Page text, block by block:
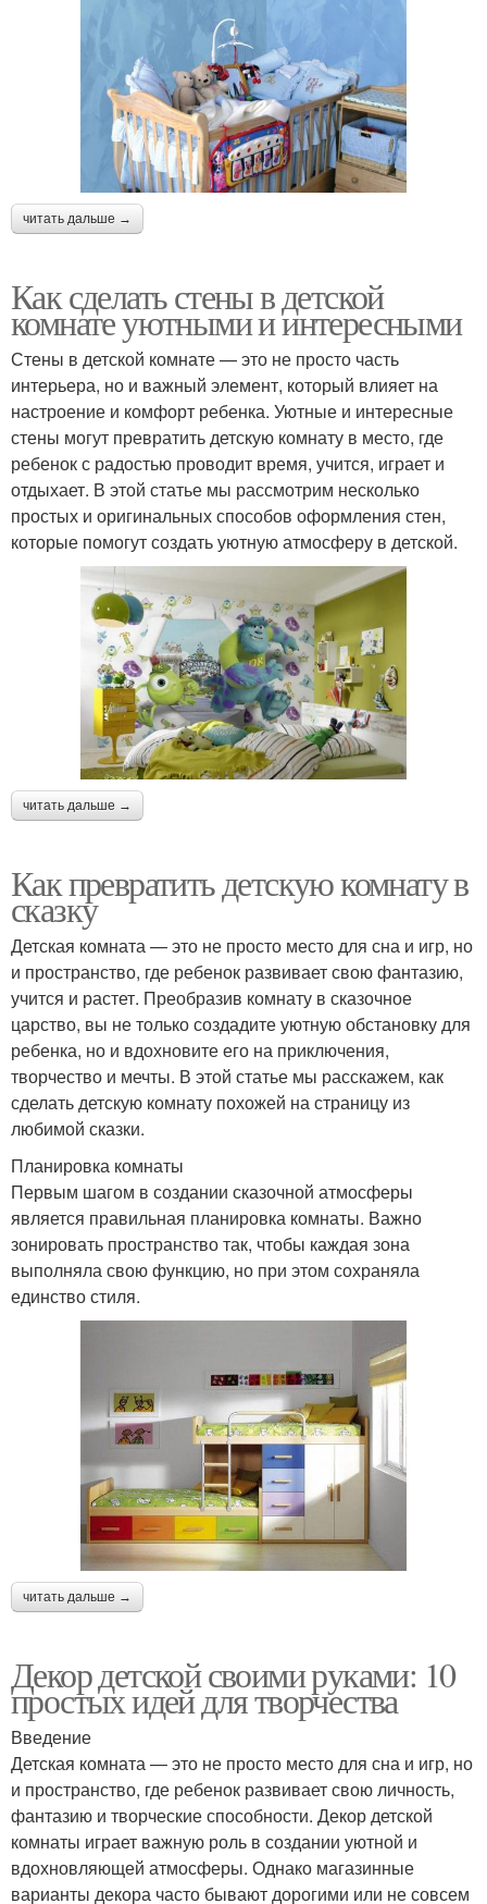
читать дальше →
Как сделать стены в детской
комнате уютными и интересными
Стены в детской комнате — это не просто часть
интерьера, но и важный элемент, который влияет на
настроение и комфорт ребенка. Уютные и интересные
стены могут превратить детскую комнату в место, где
ребенок с радостью проводит время, учится, играет и
отдыхает. В этой статье мы рассмотрим несколько
простых и оригинальных способов оформления стен,
которые помогут создать уютную атмосферу в детской.
читать дальше →
Как превратить детскую комнату в
сказку
Детская комната — это не просто место для сна и игр, но
и пространство, где ребенок развивает свою фантазию,
учится и растет. Преобразив комнату в сказочное
царство, вы не только создадите уютную обстановку для
ребенка, но и вдохновите его на приключения,
творчество и мечты. В этой статье мы расскажем, как
сделать детскую комнату похожей на страницу из
любимой сказки.
Планировка комнаты
Первым шагом в создании сказочной атмосферы
является правильная планировка комнаты. Важно
зонировать пространство так, чтобы каждая зона
выполняла свою функцию, но при этом сохраняла
единство стиля.
читать дальше →
Декор детской своими руками: 10
простых идей для творчества
Введение
Детская комната — это не просто место для сна и игр, но
и пространство, где ребенок развивает свою личность,
фантазию и творческие способности. Декор детской
комнаты играет важную роль в создании уютной и
вдохновляющей атмосферы. Однако магазинные
варианты декора часто бывают дорогими или не совсем